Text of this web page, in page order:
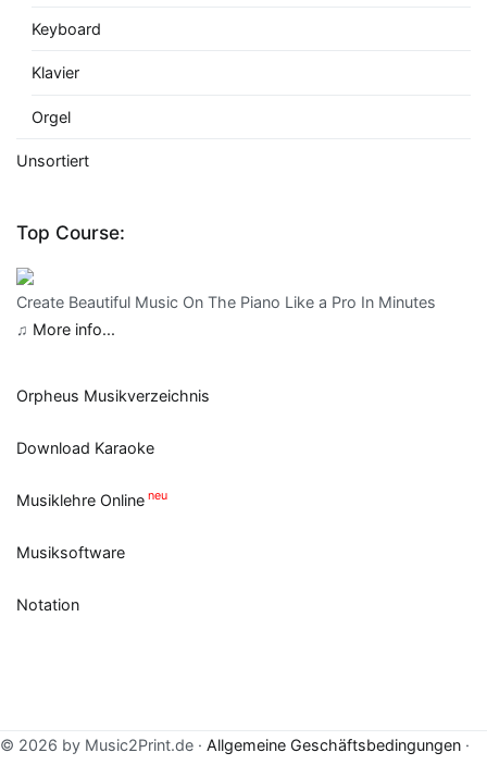
Keyboard
Klavier
Orgel
Unsortiert
Top Course:
Create Beautiful Music On The Piano Like a Pro In Minutes
♫ More info...
Orpheus Musikverzeichnis
Download Karaoke
Musiklehre Online neu
Musiksoftware
Notation
© 2026 by Music2Print.de · Allgemeine Geschäftsbedingungen ·